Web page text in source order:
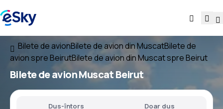
Bilete de avionBilete de avion din MuscatBilete de
avion spre BeirutBilete de avion din Muscat spre Beirut
Bilete de avionMuscat Beirut
Dus-întors Doar dus